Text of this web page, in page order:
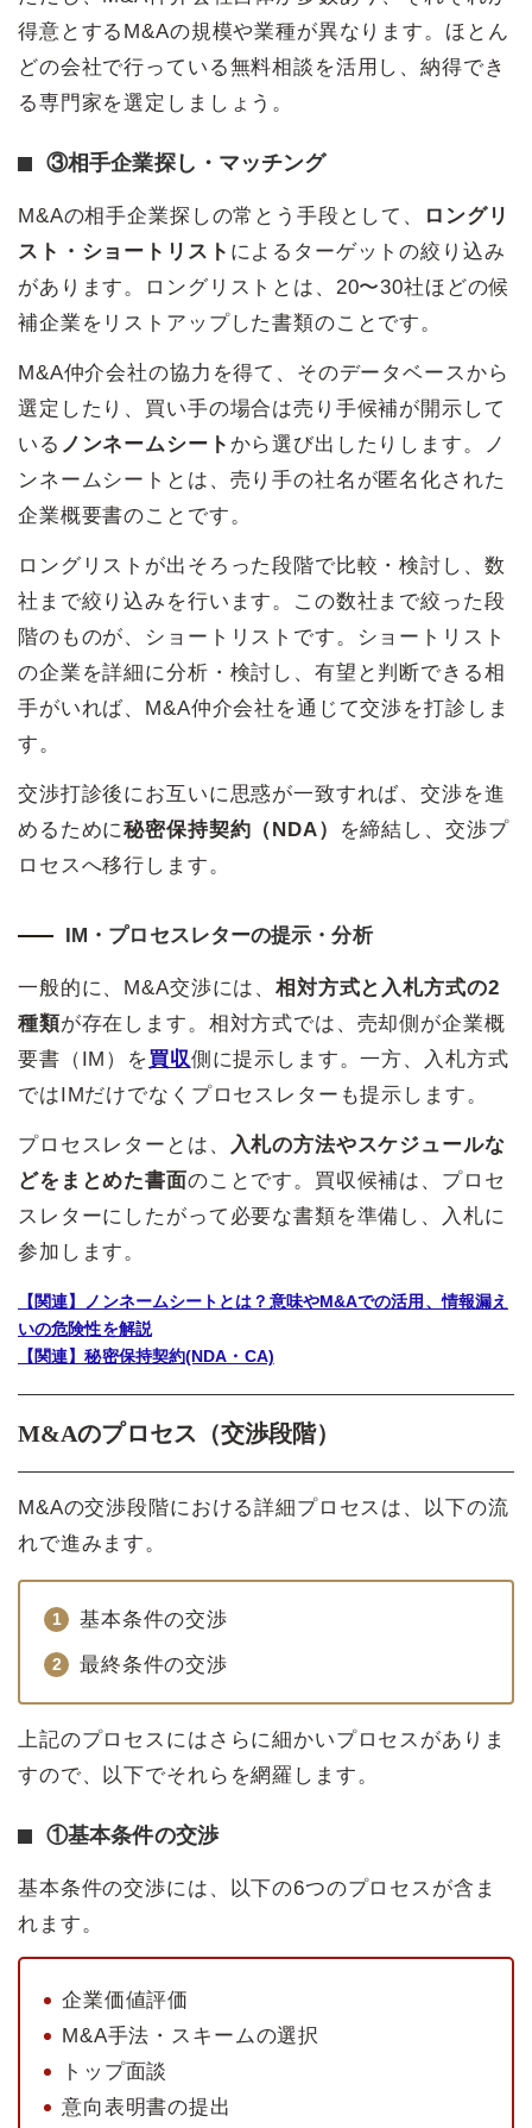
得意とするM&Aの規模や業種が異なります。ほとん
どの会社で行っている無料相談を活用し、納得でき
る専門家を選定しましょう。
③相手企業探し・マッチング
M&Aの相手企業探しの常とう手段として、
ロングリ
スト・ショートリスト によるターゲットの絞り込み
があります。ロングリストとは、20〜30社ほどの候
補企業をリストアップした書類のことです。
M&A仲介会社の協力を得て、そのデータベースから
選定したり、買い手の場合は売り手候補が開示して
いる ノンネームシート から選び出したりします。ノ
ンネームシートとは、売り手の社名が匿名化された
企業概要書のことです。
ロングリストが出そろった段階で比較・検討し、数
社まで絞り込みを行います。この数社まで絞った段
階のものが、ショートリストです。ショートリスト
の企業を詳細に分析・検討し、有望と判断できる相
手がいれば、M&A仲介会社を通じて交渉を打診しま
す。
交渉打診後にお互いに思惑が一致すれば、交渉を進
めるために秘密保持契約（NDA）
を締結し、交渉プ
ロセスへ移行します。
IM・プロセスレターの提示・分析
一般的に、M&A交渉には、相対方式と入札方式の2
種類が存在します。相対方式では、売却側が企業概
要書（IM）を買収側に提示します。一方、入札方式
ではIMだけでなくプロセスレターも提示します。
プロセスレターとは、
入札の方法やスケジュールな
どをまとめた書面のことです。買収候補は、プロセ
スレターにしたがって必要な書類を準備し、入札に
参加します。
【関連】ノンネームシートとは？意味やM&Aでの活用、情報漏え
いの危険性を解説
【関連】秘密保持契約(NDA・CA)
M&Aのプロセス（交渉段階）
M&Aの交渉段階における詳細プロセスは、以下の流
れで進みます。
基本条件の交渉
最終条件の交渉
上記のプロセスにはさらに細かいプロセスがありま
すので、以下でそれらを網羅します。
①基本条件の交渉
基本条件の交渉には、以下の6つのプロセスが含ま
れます。
企業価値評価
M&A手法・スキームの選択
トップ面談
意向表明書の提出